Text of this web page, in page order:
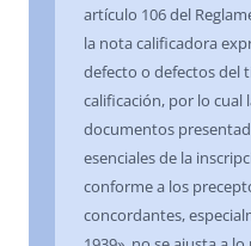
artículo 106 del
la nota calificadora
defecto o defectos del
calificación, por lo cual
documentos
esenciales de la
conforme a los
concordantes,